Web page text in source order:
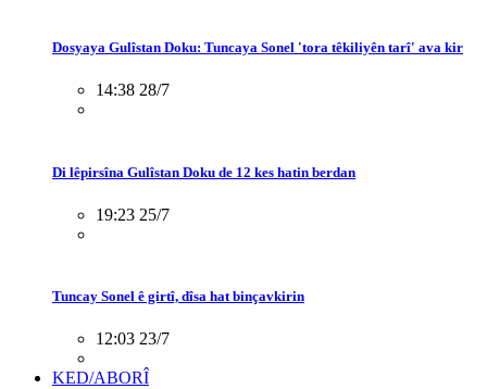
Dosyaya Gulîstan Doku: Tuncaya Sonel 'tora têkiliyên tarî' ava kir
14:38 28/7
Di lêpirsîna Gulîstan Doku de 12 kes hatin berdan
19:23 25/7
Tuncay Sonel ê girtî, dîsa hat binçavkirin
12:03 23/7
KED/ABORÎ